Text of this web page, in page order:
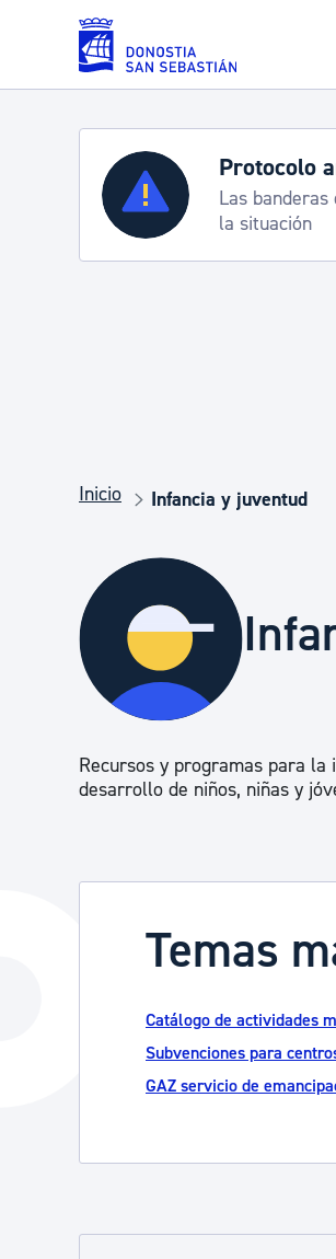
Saltar al contenido principal
Servicios
Padrón y asuntos
Seguridad ciudadana y
Salud Pública, animales
Infancia y juventud
La ciudad ahora
Descubre la ciudad
Semana
8-15 agosto
Inicio Infancia y juventud
Recursos y programas para
desarrollo de niños, niñas y
Temas
Catálogo de actividades
Subvenciones para
GAZ servicio de